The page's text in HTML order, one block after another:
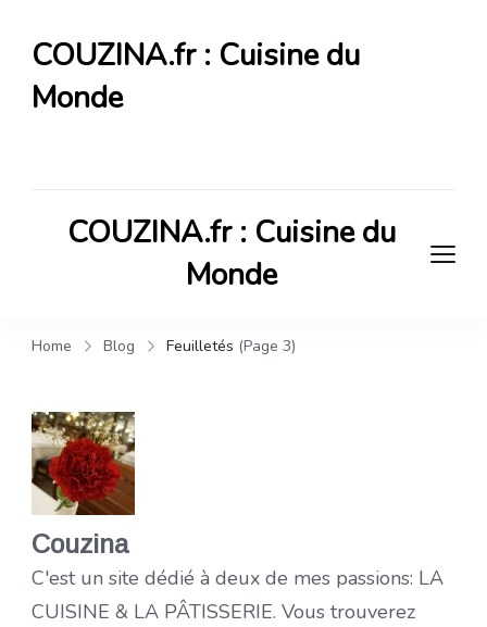
COUZINA.fr : Cuisine du
Monde
COUZINA.fr : Cuisine du
Monde
Home Blog Feuilletés (Page 3)
Couzina
C'est un site dédié à deux de mes passions: LA
CUISINE & LA PÂTISSERIE. Vous trouverez